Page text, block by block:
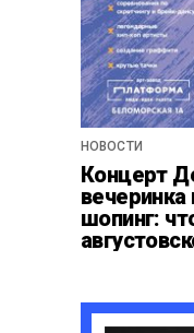
НОВОСТИ
Концерт
вечеринка
шопинг: